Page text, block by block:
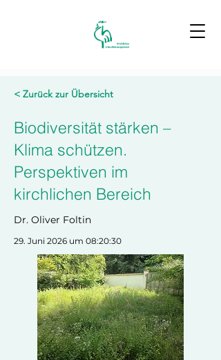
< Zurück zur Übersicht
Biodiversität stärken –
Klima schützen.
Perspektiven im
kirchlichen Bereich
Dr. Oliver Foltin
29. Juni 2026 um 08:20:30